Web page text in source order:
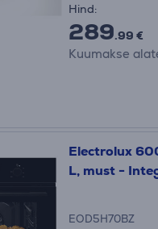
Hind:
289.99 €
Kuumakse
Electrolux
L, must -
EOD5H70BZ